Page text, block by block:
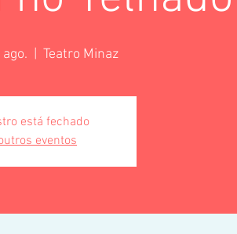
Teatro Minaz
está fechado
eventos